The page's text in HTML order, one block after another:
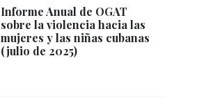
Informe Anual de OGAT
sobre la violencia hacia las
mujeres y las niñas cubanas
(julio de 2025)